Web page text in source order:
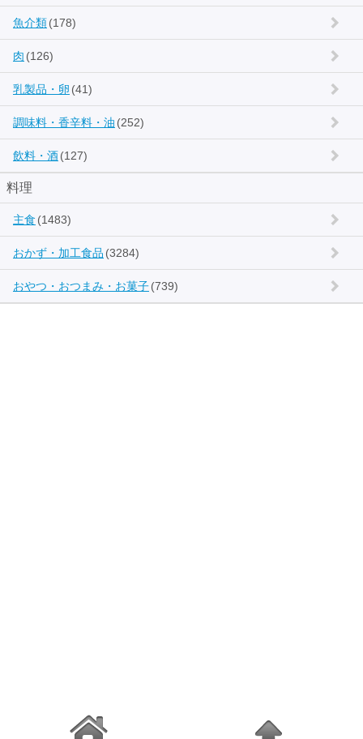
魚介類(178)
肉 (126)
乳製品・卵 (41)
調味料・香辛料・油 (252)
飲料・酒(127)
料理
主食 (1483)
おかず・加工食品 (3284)
おやつ・おつまみ・お菓子(739)